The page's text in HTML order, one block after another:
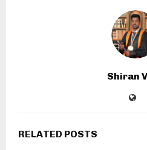
Shiran
RELATED POSTS